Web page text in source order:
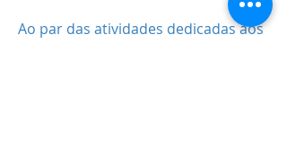
Ao par das atividades dedicadas aos